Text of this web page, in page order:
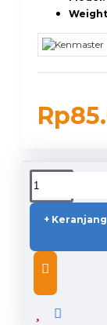
+ Keranjang
DUKUNGAN
DESCRIPTION